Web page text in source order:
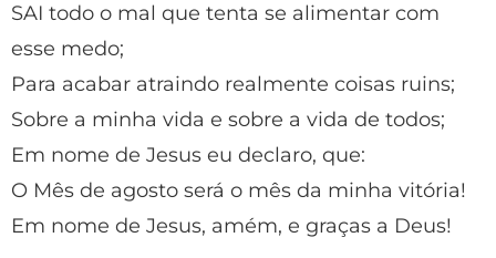
SAI todo o mal que tenta se alimentar com
esse medo;
Para acabar atraindo realmente coisas ruins;
Sobre a minha vida e sobre a vida de todos;
Em nome de Jesus eu declaro, que:
O Mês de agosto será o mês da minha vitória!
Em nome de Jesus, amém, e graças a Deus!